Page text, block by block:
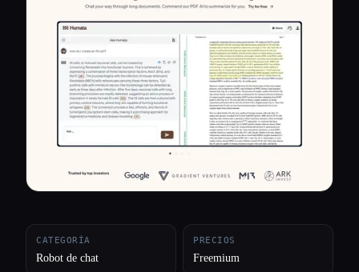
Todas las categorías
Acerca de
CATEGORÍA
Robot de chat
PRECIOS
Freemium